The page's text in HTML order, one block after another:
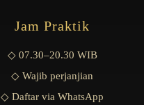
Jam Praktik
◇ 07.30–20.30 WIB
◇ Wajib perjanjian
◇ Daftar via WhatsApp